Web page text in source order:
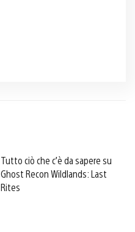
Tutto ciò che c’è da sapere su
Ghost Recon Wildlands: Last
Rites